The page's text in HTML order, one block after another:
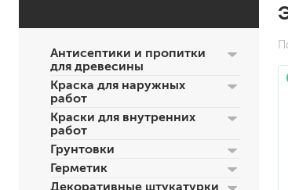
для
для
Антисептики и пропитки
для древесины
Краска для наружных
работ
Краски для внутренних
работ
Грунтовки
Герметик
Декоративные штукатурки